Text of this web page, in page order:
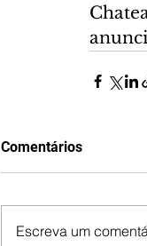
Comentários
Escreva um